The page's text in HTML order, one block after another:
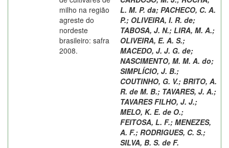
milho na região
agreste do
nordeste
brasileiro: safra
2008.
L. M. P. da; PACHECO, C. A.
P.; OLIVEIRA, I. R. de;
TABOSA, J. N.; LIRA, M. A.;
OLIVEIRA, E. A. S.;
MACEDO, J. J. G. de;
NASCIMENTO, M. M. A. do;
SIMPLÍCIO, J. B.;
COUTINHO, G. V.; BRITO, A.
R. de M. B.; TAVARES, J. A.;
TAVARES FILHO, J. J.;
MELO, K. E. de O.;
FEITOSA, L. F.; MENEZES,
A. F.; RODRIGUES, C. S.;
SILVA, B. S. de F.